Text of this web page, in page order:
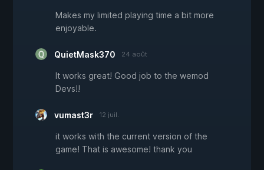
Makes my limited playing time a bit more
enjoyable.
QuietMask370 24 août
It works great! Good job to the wemod
Devs!!
vumast3r 12 juil.
it works with the current version of the
game! That is awesome! thank you